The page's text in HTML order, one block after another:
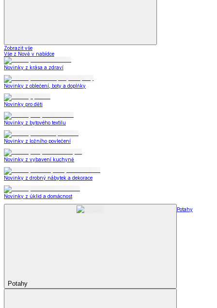
Zobrazit vše
Vše z Nově v nabídce
Novinky z krása a zdraví
Novinky z oblečení, boty a doplňky
Novinky pro děti
Novinky z bytového textilu
Novinky z ložního povlečení
Novinky z vybavení kuchyně
Novinky z drobný nábytek a dekorace
Novinky z úklid a domácnost
Potahy
Potahy